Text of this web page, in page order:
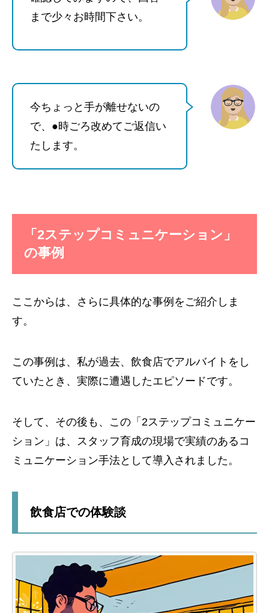
まで少々お時間下さい。
今ちょっと手が離せないの
で、●時ごろ改めてご返信い
たします。
「2ステップコミュニケーション」
の事例
ここからは、さらに具体的な事例をご紹介しま
す。
この事例は、私が過去、飲食店でアルバイトをし
ていたとき、実際に遭遇したエピソードです。
そして、その後も、この「2ステップコミュニケー
ション」は、スタッフ育成の現場で実績のあるコ
ミュニケーション手法として導入されました。
飲食店での体験談